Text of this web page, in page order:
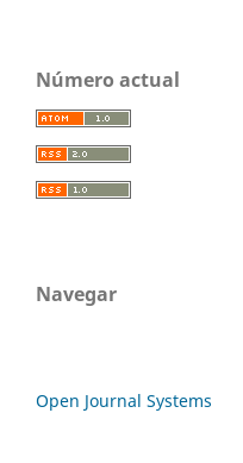
Número actual
Navegar
Open Journal Systems